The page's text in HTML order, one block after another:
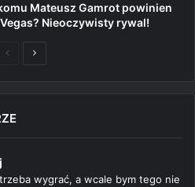
Mateusz Gamrot powinien
Nieoczywisty rywal!
PoprzedniaNastępna
wygrać, a wcale bym tego nie